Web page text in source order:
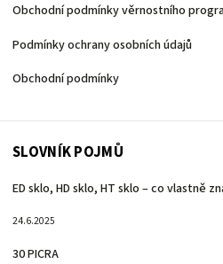
Obchodní podmínky věrnostního
Podmínky ochrany osobních údajů
Obchodní podmínky
SLOVNÍK POJMŮ
ED sklo, HD sklo, HT sklo – co vlastně
24.6.2025
30 PICRA